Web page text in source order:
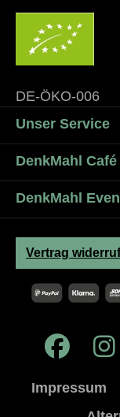
DE-ÖKO-006
Unser Service
DenkMahl Café
DenkMahl
Vertrag
Impressum